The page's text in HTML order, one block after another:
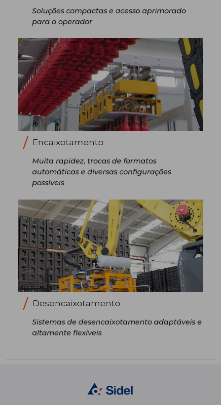
Soluções compactas e acesso aprimorado
para o operador
Encaixotamento
Muita rapidez, trocas de formatos
automáticas e diversas configurações
possíveis
Desencaixotamento
Sistemas de desencaixotamento adaptáveis e
altamente flexíveis